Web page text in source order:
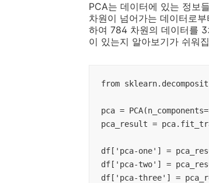
PCA는 데이터에 있는 정보
차원이 넘어가는 데이터로
하여 784 차원의 데이터를
이 있는지 알아보기가 쉬워
from
pca =
pca_result =
df['pca-one'] =
df['pca-two'] =
df['pca-three'] =